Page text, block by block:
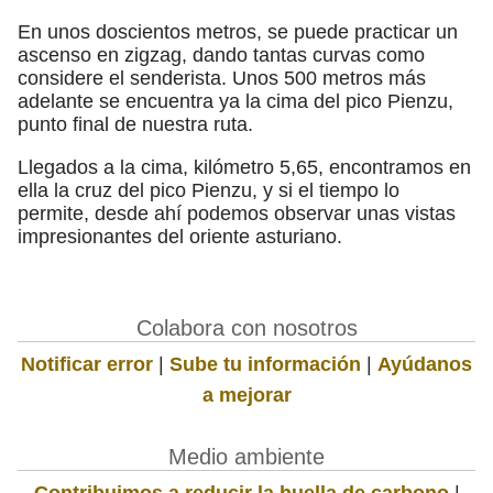
En unos doscientos metros, se puede practicar un
ascenso en zigzag, dando tantas curvas como
considere el senderista. Unos 500 metros más
adelante se encuentra ya la cima del pico Pienzu,
punto final de nuestra ruta.
Llegados a la cima, kilómetro 5,65, encontramos en
ella la cruz del pico Pienzu, y si el tiempo lo
permite, desde ahí podemos observar unas vistas
impresionantes del oriente asturiano.
Colabora con nosotros
Notificar error | Sube tu información | Ayúdanos
a mejorar
Medio ambiente